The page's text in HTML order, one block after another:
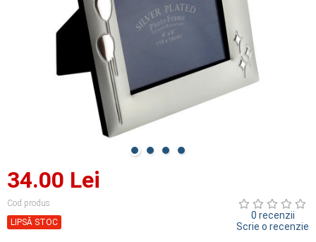
34.00 Lei
Cod produs
LIPSĂ STOC
0 recenzii
Scrie o recenzie